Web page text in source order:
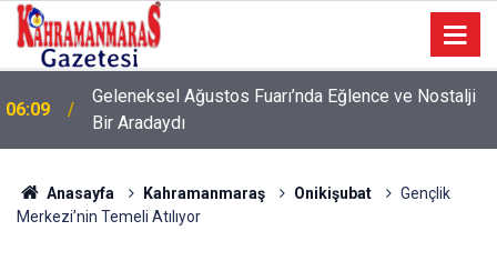
06:09
Geleneksel Ağustos Fuarı’nda Eğlence ve Nostalji
Bir Aradaydı
Anasayfa Kahramanmaraş Onikişubat
Gençlik
Merkezi’nin Temeli Atılıyor